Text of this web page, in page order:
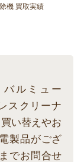
機 買取実績
ルミュー
スクリーナ
い替えやお
製品がござ
でお問合せ